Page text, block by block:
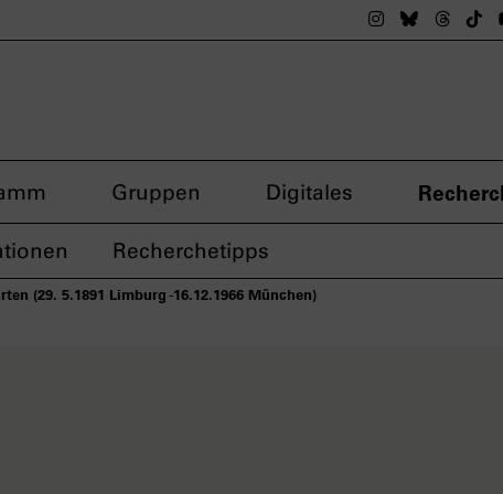
Das nsdoku
DasDas
Gruppen Digitales
Recherchetipps
(29. 5.1891 Limburg -16.12.1966 München)